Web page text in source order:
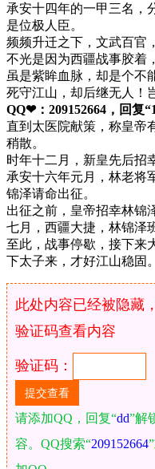
承安十四年的一甲三名，
是位极人臣。
频频升迁之下，文武百官
不光是因为西疆战事胶着
虽是紫眸血脉，却是个不
死守江山，却后继无人！
QQ❤：209152664，回
直到太医院献策，称皇帝
稍散。
时年十二月，新皇先后招
承安十六年元月，林老将
锦泽请命出征。
出征之前，皇帝招幸林锦
七月，西疆大捷，林锦泽
至此，战事停歇，接下来
下太子来，才好江山稳固。
此处内容已经被隐藏
验证码查看内容
验证码：
请添加QQ，回复“dd”解
容。QQ搜索“209152664